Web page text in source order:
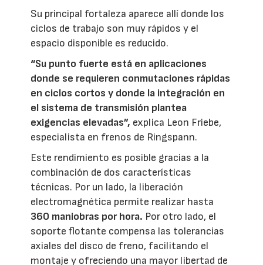
Su principal fortaleza aparece allí donde los
ciclos de trabajo son muy rápidos y el
espacio disponible es reducido.
“Su punto fuerte está en aplicaciones
donde se requieren conmutaciones rápidas
en ciclos cortos y donde la integración en
el sistema de transmisión plantea
exigencias elevadas”, explica Leon Friebe,
especialista en frenos de Ringspann.
Este rendimiento es posible gracias a la
combinación de dos características
técnicas. Por un lado, la liberación
electromagnética permite realizar hasta
360 maniobras por hora. Por otro lado, el
soporte flotante compensa las tolerancias
axiales del disco de freno, facilitando el
montaje y ofreciendo una mayor libertad de